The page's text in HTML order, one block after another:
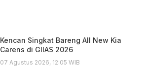
Kencan Singkat Bareng All New Kia
Carens di GIIAS 2026
07 Agustus 2026, 12:05 WIB